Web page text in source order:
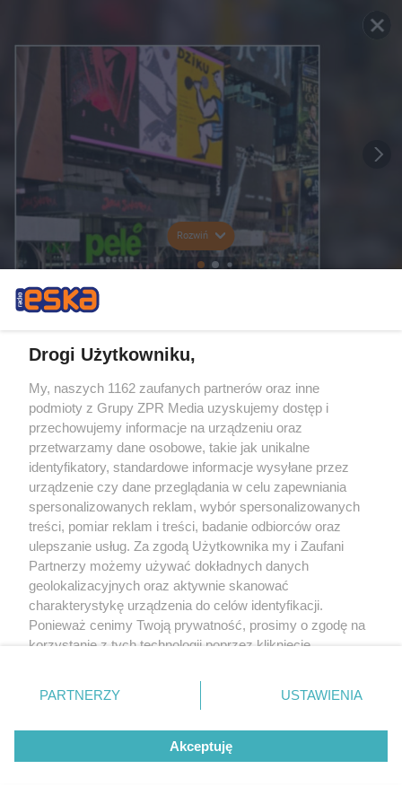
Rozwiń
Drogi Użytkowniku,
My, naszych 1162 zaufanych partnerów oraz inne
podmioty z Grupy ZPR Media uzyskujemy dostęp i
przechowujemy informacje na urządzeniu oraz
przetwarzamy dane osobowe, takie jak unikalne
identyfikatory, standardowe informacje wysyłane przez
urządzenie czy dane przeglądania w celu zapewniania
spersonalizowanych reklam, wybór spersonalizowanych
treści, pomiar reklam i treści, badanie odbiorców oraz
ulepszanie usług. Za zgodą Użytkownika my i Zaufani
Partnerzy możemy używać dokładnych danych
geolokalizacyjnych oraz aktywnie skanować
charakterystykę urządzenia do celów identyfikacji.
Ponieważ cenimy Twoją prywatność, prosimy o zgodę na
korzystanie z tych technologii poprzez kliknięcie
zmienić/wycofać klikając przycisk ustawień prywatności
znajdujący się w lewym dolnym rogu strony
rodzaje przetwarzania danych nie wymagają zgody
użytkownika, ale masz prawo sprzeciwić się takiemu
przetwarzaniu. Preferencje będą miały zastosowanie tylko
PARTNERZY USTAWIENIA
Akceptuję